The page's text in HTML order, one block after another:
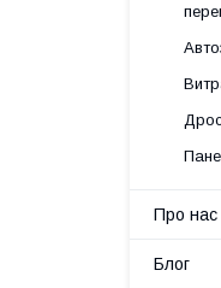
Про нас
Блог